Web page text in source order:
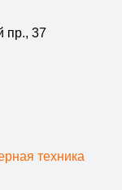
пр., 37
техника